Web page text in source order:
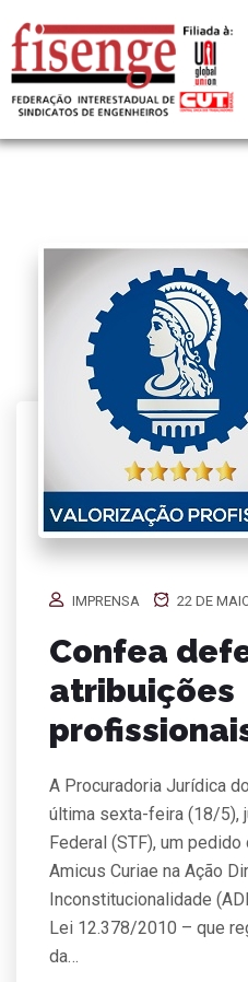
IMPRENSA 22 DE
Confea
atribuições
A Procuradoria Jurídica
última sexta-feira (18/5),
Federal (STF), um
Amicus Curiae na Ação
Inconstitucionalidade
Lei 12.378/2010 – que
da…